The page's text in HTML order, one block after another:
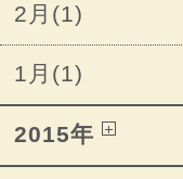
2月(1)
1月(1)
2015年